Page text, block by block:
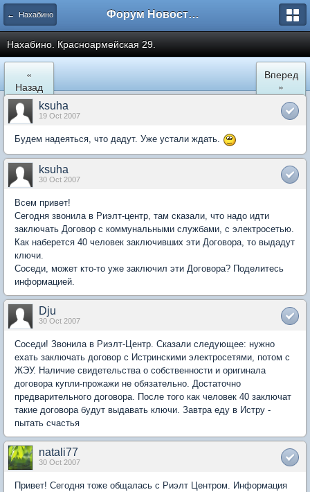
← Нахабино Форум Новостройки
Нахабино. Красноармейская 29.
«
Назад
Вперед
»
ksuha
19 Oct 2007
Будем надеяться, что дадут. Уже устали ждать.
ksuha
30 Oct 2007
Всем привет!
Сегодня звонила в Риэлт-центр, там сказали, что надо идти
заключать Договор с коммунальными службами, с электросетью.
Как наберется 40 человек заключивших эти Договора, то выдадут
ключи.
Соседи, может кто-то уже заключил эти Договора? Поделитесь
информацией.
Dju
30 Oct 2007
Соседи! Звонила в Риэлт-Центр. Сказали следующее: нужно
ехать заключать договор с Истринскими электросетями, потом с
ЖЭУ. Наличие свидетельства о собственности и оригинала
договора купли-прожажи не обязательно. Достаточно
предварительного договора. После того как человек 40 заключат
такие договора будут выдавать ключи. Завтра еду в Истру -
пытать счастья
natali77
30 Oct 2007
Привет! Сегодня тоже общалась с Риэлт Центром. Информация